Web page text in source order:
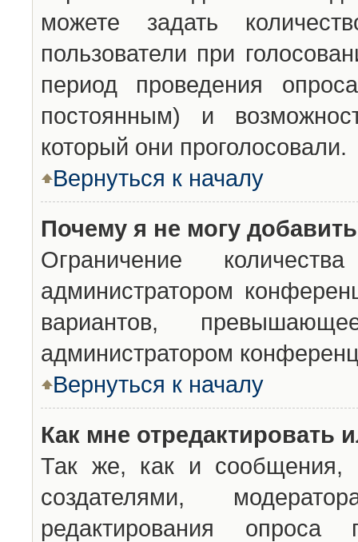
можете задать
пользователи при
период проведения
постоянным) и
который они проголосовали.
Вернуться к началу
Почему я не могу
Ограничение
администратором
вариантов,
администратором
Вернуться к началу
Как мне отредактировать
Так же, как и сообщения,
создателями,
редактирования опроса